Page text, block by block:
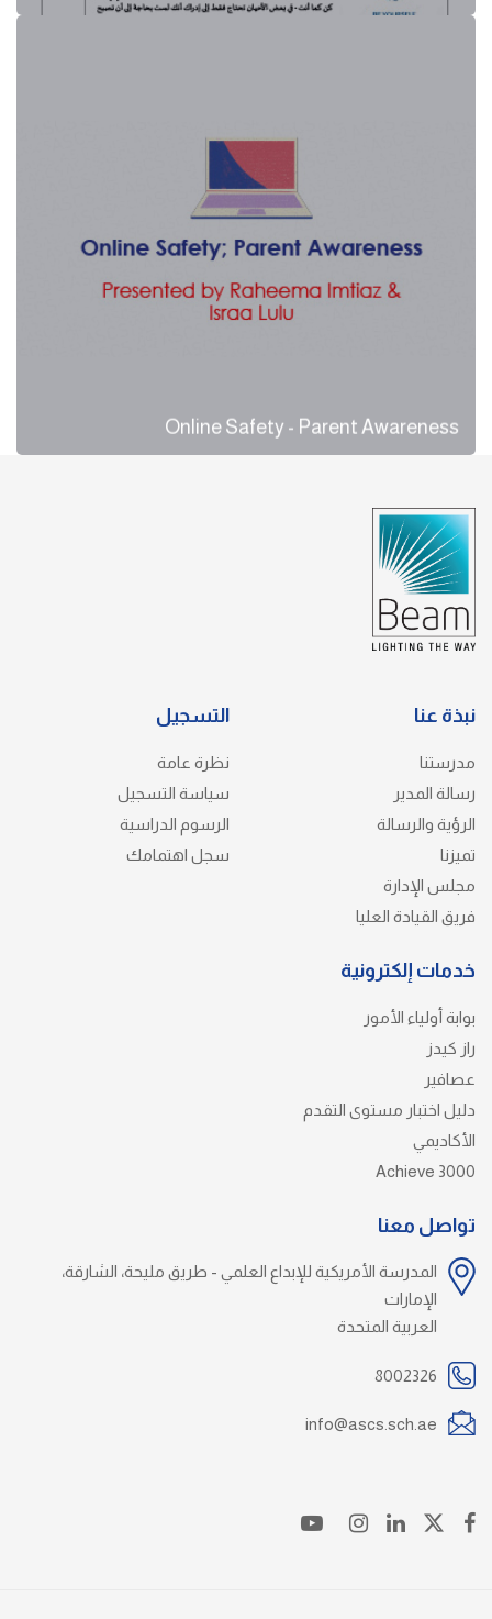
Online Safety - Parent Awareness
نبذة عنا
مدرستنا
رسالة المدير
الرؤية والرسالة
تميزنا
مجلس الإدارة
فريق القيادة العليا
التسجيل
نظرة عامة
سياسة التسجيل
الرسوم الدراسية
سجل اهتمامك
خدمات إلكترونية
بوابة أولياء الأمور
راز كيدز
عصافير
دليل اختبار مستوى التقدم
الأكاديمي
Achieve 3000
تواصل معنا
المدرسة الأمريكية للإبداع العلمي - طريق مليحة، الشارقة،
الإمارات
العربية المتحدة
8002326
info@ascs.sch.ae